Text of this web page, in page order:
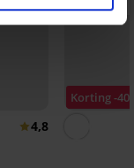
4,8
Korting -